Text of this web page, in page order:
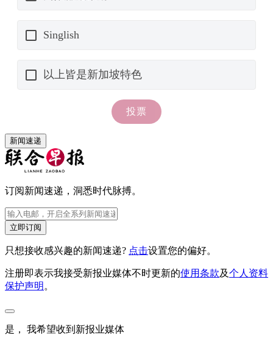
新闻速递
订阅新闻速递，洞悉时代脉搏。
立即订阅
只想接收感兴趣的新闻速递? 点击设置您的偏好。
注册即表示我接受新报业媒体不时更新的使用条款及个人资料
保护声明 。
是， 我希望收到新报业媒体